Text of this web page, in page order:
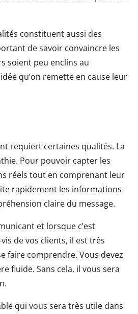
constituent aussi des
de savoir convaincre les
soient peu enclins au
qu’on remette en cause leur
requiert certaines qualités. La
Pour pouvoir capter les
réels tout en comprenant leur
rapidement les informations
claire du message.
et lorsque c’est
de vos clients, il est très
faire comprendre. Vous devez
fluide. Sans cela, il vous sera
qui vous sera très utile dans